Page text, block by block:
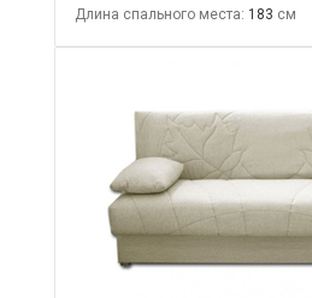
Длина спального места: 183